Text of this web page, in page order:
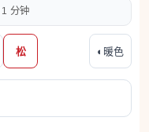
1 分钟
松 ◐ 暖色